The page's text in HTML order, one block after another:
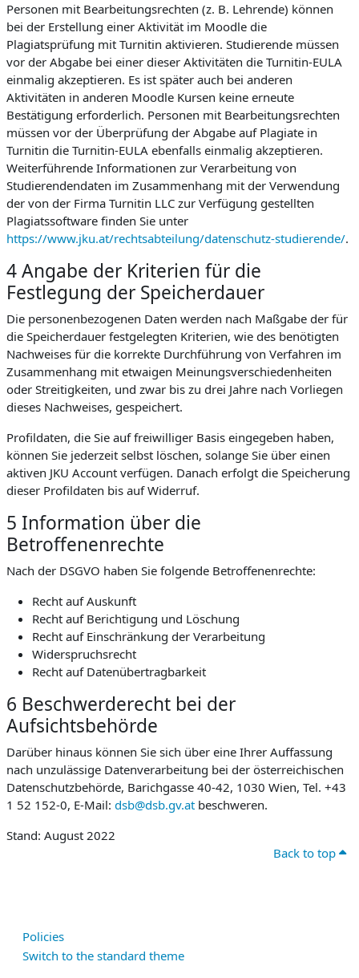
Personen mit Bearbeitungsrechten (z. B. Lehrende) können
bei der Erstellung einer Aktivität im Moodle die
Plagiatsprüfung mit Turnitin aktivieren. Studierende müssen
vor der Abgabe bei einer dieser Aktivitäten die Turnitin-EULA
einmalig akzeptieren. Es ist später auch bei anderen
Aktivitäten in anderen Moodle Kursen keine erneute
Bestätigung erforderlich. Personen mit Bearbeitungsrechten
müssen vor der Überprüfung der Abgabe auf Plagiate in
Turnitin die Turnitin-EULA ebenfalls einmalig akzeptieren.
Weiterführende Informationen zur Verarbeitung von
Studierendendaten im Zusammenhang mit der Verwendung
der von der Firma Turnitin LLC zur Verfügung gestellten
Plagiatssoftware finden Sie unter
https://www.jku.at/rechtsabteilung/datenschutz-studierende/.
4 Angabe der Kriterien für die
Festlegung der Speicherdauer
Die personenbezogenen Daten werden nach Maßgabe der für
die Speicherdauer festgelegten Kriterien, wie des benötigten
Nachweises für die korrekte Durchführung von Verfahren im
Zusammenhang mit etwaigen Meinungsverschiedenheiten
oder Streitigkeiten, und zwar bis zu drei Jahre nach Vorliegen
dieses Nachweises, gespeichert.
Profildaten, die Sie auf freiwilliger Basis eingegeben haben,
können Sie jederzeit selbst löschen, solange Sie über einen
aktiven JKU Account verfügen. Danach erfolgt die Speicherung
dieser Profildaten bis auf Widerruf.
5 Information über die
Betroffenenrechte
Nach der DSGVO haben Sie folgende Betroffenenrechte:
Recht auf Auskunft
Recht auf Berichtigung und Löschung
Recht auf Einschränkung der Verarbeitung
Widerspruchsrecht
Recht auf Datenübertragbarkeit
6 Beschwerderecht bei der
Aufsichtsbehörde
Darüber hinaus können Sie sich über eine Ihrer Auffassung
nach unzulässige Datenverarbeitung bei der österreichischen
Datenschutzbehörde, Barichgasse 40-42, 1030 Wien, Tel. +43
1 52 152-0, E-Mail: dsb@dsb.gv.at beschweren.
Stand: August 2022
Back to top
Policies
Switch to the standard theme